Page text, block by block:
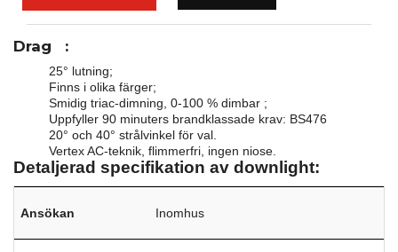
Drag :
25° lutning;
Finns i olika färger;
Smidig triac-dimning, 0-100 % dimbar ;
Uppfyller 90 minuters brandklassade krav: BS476
20° och 40° strålvinkel för val.
Vertex AC-teknik, flimmerfri, ingen niose.
Detaljerad specifikation av downlight:
Ansökan Inomhus